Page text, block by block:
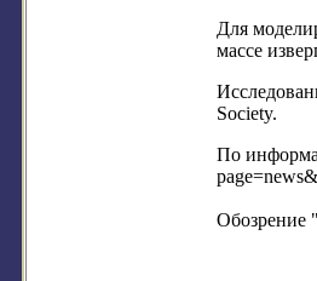
Для
массе
Society.
По
Обозрение